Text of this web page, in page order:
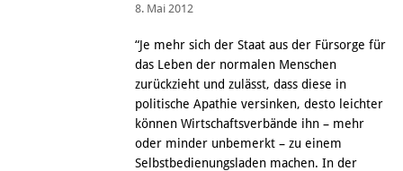
8. Mai 2012
“Je mehr sich der Staat aus der Fürsorge für
das Leben der normalen Menschen
zurückzieht und zulässt, dass diese in
politische Apathie versinken, desto leichter
können Wirtschaftsverbände ihn – mehr
oder minder unbemerkt – zu einem
Selbstbedienungsladen machen. In der